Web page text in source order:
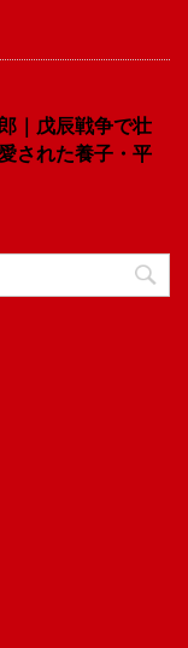
｜戊辰戦争で壮
された養子・平